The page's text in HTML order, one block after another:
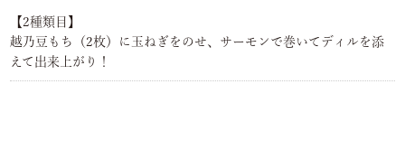
【2種類目】
越乃豆もち（2枚）に玉ねぎをのせ、サーモンで巻いてディルを添
えて出来上がり！